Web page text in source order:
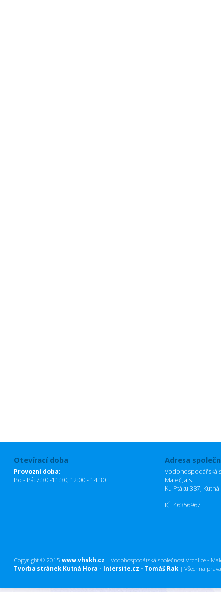
Otevírací doba
Provozní doba:
Po - Pá: 7:30 -11:30, 12:00 - 14:30
Adresa
Vodohospodářská
Maleč, a.s.
Ku Ptáku 387,
IČ: 46356967
Copyright © 2015 www.vhskh.cz | Vodohospodářská společnost Vrchlice -
Tvorba stránek Kutná Hora - Intersite.cz - Tomáš Rak | Všechna